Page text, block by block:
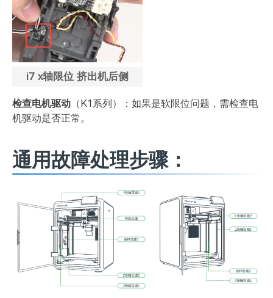
i7 x轴限位 挤出机后侧
检查电机驱动 （K1系列）：如果是软限位问题，需检查电
机驱动是否正常。
通用故障处理步骤：